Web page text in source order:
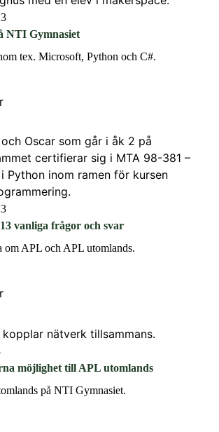
NTI Gymnasiet
tex. Microsoft, Python och C#.
vanliga frågor och svar
APL och APL utomlands.
möjlighet till APL utomlands
på NTI Gymnasiet.